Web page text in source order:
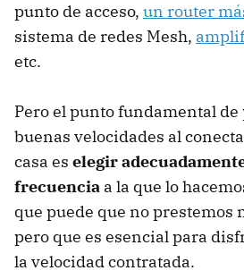
punto de acceso, un router
sistema de redes Mesh,
etc.
Pero el punto fundamental
buenas velocidades al
casa es elegir
frecuencia a la que lo
que puede que no prestemos
pero que es esencial para
la velocidad contratada.